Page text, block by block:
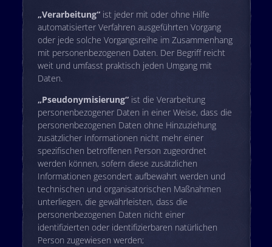
„Verarbeitung“ist jeder mit oder ohne Hilfe
automatisierter Verfahren ausgeführten Vorgang
oder jede solche Vorgangsreihe im Zusammenhang
mit personenbezogenen Daten. Der Begriff reicht
weit und umfasst praktisch jeden Umgang mit
Daten.
„Pseudonymisierung“ist die Verarbeitung
personenbezogener Daten in einer Weise, dass die
personenbezogenen Daten ohne Hinzuziehung
zusätzlicher Informationen nicht mehr einer
spezifischen betroffenen Person zugeordnet
werden können, sofern diese zusätzlichen
Informationen gesondert aufbewahrt werden und
technischen und organisatorischen Maßnahmen
unterliegen, die gewährleisten, dass die
personenbezogenen Daten nicht einer
identifizierten oder identifizierbaren natürlichen
Person zugewiesen werden;